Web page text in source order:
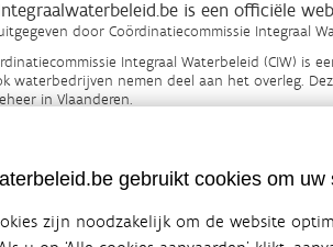
gebruikt cookies om
zijn noodzakelijk om de website
is een officiële
door Coördinatiecommissie Integraal
Integraal Waterbeleid (CIW)
waterbedrijven nemen deel aan het overleg.
in Vlaanderen.